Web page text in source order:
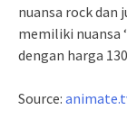
nuansa rock dan
memiliki nuansa
dengan harga
Source: